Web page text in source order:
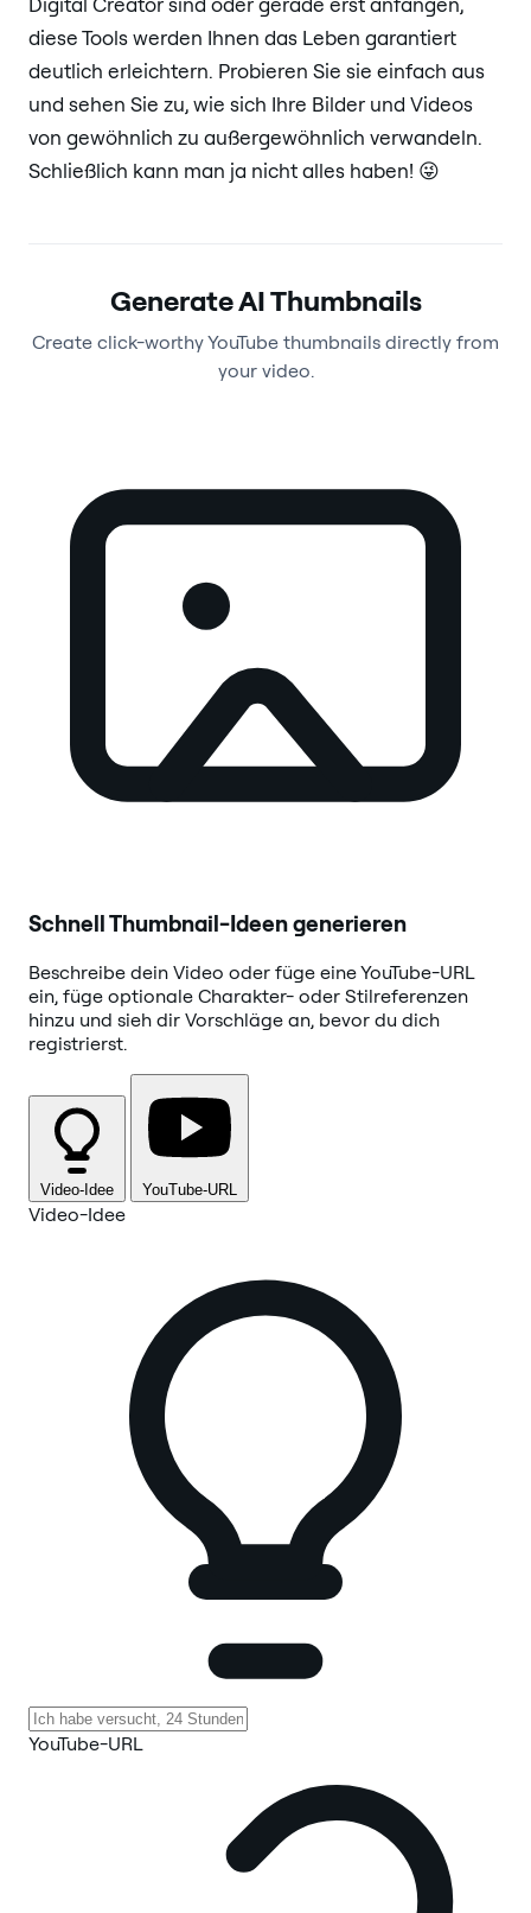
diese Tools werden Ihnen das Leben garantiert
deutlich erleichtern. Probieren Sie sie einfach aus
und sehen Sie zu, wie sich Ihre Bilder und Videos
von gewöhnlich zu außergewöhnlich verwandeln.
Schließlich kann man ja nicht alles haben! 😜
Generate AI Thumbnails
Create click-worthy YouTube thumbnails directly from
your video.
Schnell Thumbnail-Ideen generieren
Beschreibe dein Video oder füge eine YouTube-URL
ein, füge optionale Charakter- oder Stilreferenzen
hinzu und sieh dir Vorschläge an, bevor du dich
registrierst.
Video-Idee YouTube-URL
Video-Idee
YouTube-URL